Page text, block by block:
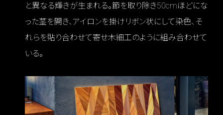
と異なる輝きが生まれる。節を取り除き50cmほどにな
った茎を開き、アイロンを掛けリボン状にして染色、そ
れらを貼り合わせて寄せ木細工のように組み合わせて
いる。